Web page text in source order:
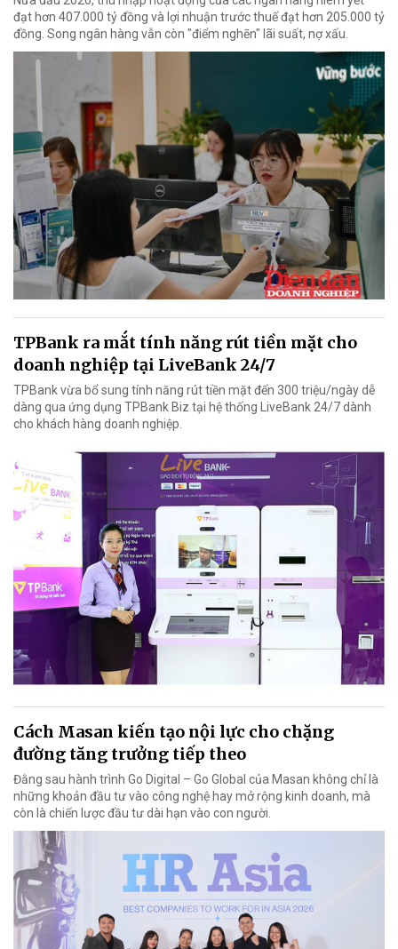
đạt hơn 407.000 tỷ đồng và lợi nhuận trước thuế đạt hơn 205.000 tỷ
đồng. Song ngân hàng vẫn còn "điểm nghẽn" lãi suất, nợ xấu.
TPBank ra mắt tính năng rút tiền mặt cho
doanh nghiệp tại LiveBank 24/7
TPBank vừa bổ sung tính năng rút tiền mặt đến 300 triệu/ngày dễ
dàng qua ứng dụng TPBank Biz tại hệ thống LiveBank 24/7 dành
cho khách hàng doanh nghiệp.
Cách Masan kiến tạo nội lực cho chặng
đường tăng trưởng tiếp theo
Đằng sau hành trình Go Digital – Go Global của Masan không chỉ là
những khoản đầu tư vào công nghệ hay mở rộng kinh doanh, mà
còn là chiến lược đầu tư dài hạn vào con người.